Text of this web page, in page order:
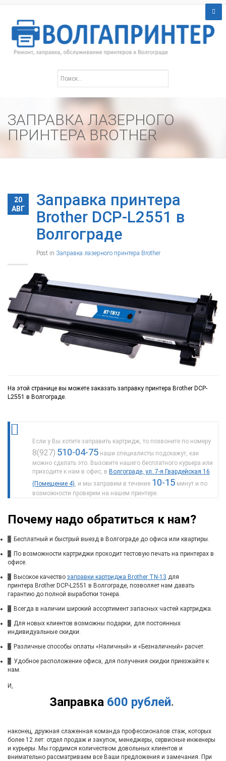
ЗАПРАВКА ЛАЗЕРНОГО
ПРИНТЕРА BROTHER
20
АВГ
Заправка принтера
Brother DCP-L2551 в
Волгограде
Post in Заправка лазерного принтера Brother
На этой странице вы можете заказать заправку принтера Brother DCP-
L2551 в Волгограде.
Если у Вы хотите заправить картридж, то позвоните по номеру
8(927) 510-04-75 наши специалисты подскажут, как
можно сделать это. Вызовите нашего бесплатного курьера или
приходите к нам в офис, в Волгограде, ул. 7-я Гвардейская 16
(Помещение 4), и мы заправим в течение 10-15 минут и по
возможности проверим на нашем принтере.
Почему надо обратиться к нам?
1 Бесплатный и быстрый выезд в Волгограде до офиса или квартиры.
2 По возможности картриджи проходит тестовую печать на принтерах в
офисе.
3 Высокое качество заправки картриджа Brother TN-13 для
принтера Brother DCP-L2551 в Волгограде, позволяет нам давать
гарантию до полной выработки тонера.
4 Всегда в наличии широкий ассортимент запасных частей картриджа.
5 Для новых клиентов возможны подарки, для постоянных
индивидуальные скидки.
6 Различные способы оплаты «Наличный» и «Безналичный» расчет.
7 Удобное расположение офиса, для получения скидки приезжайте к
нам.
Заправка 600 рублей.
И,
наконец, дружная слаженная команда профессионалов стаж, которых
более 12 лет: отдел продаж и закупок, менеджеры, сервисные инженеры
и курьеры. Мы гордимся количеством довольных клиентов и
внимательно рассматриваем все Ваши предложения и замечания. При